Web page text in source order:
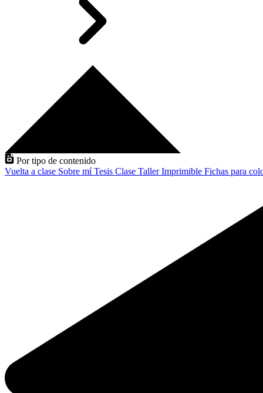
Por tipo de contenido
Vuelta a clase Sobre míTesis Clase TallerImprimible Fichas para